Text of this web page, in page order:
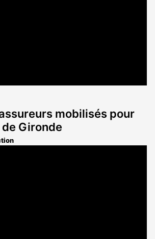
assureurs mobilisés pour
Gironde